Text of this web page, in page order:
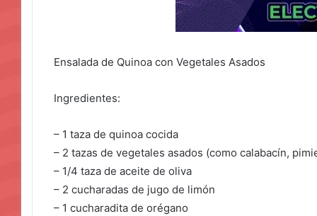
Ensalada de Quinoa con Vegetales Asados
Ingredientes:
– 1 taza de quinoa cocida
– 2 tazas de vegetales asados (como calabacín,
– 1/4 taza de aceite de oliva
– 2 cucharadas de jugo de limón
– 1 cucharadita de orégano